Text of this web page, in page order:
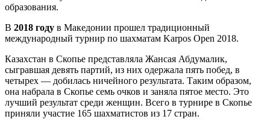
образования.
В 2018 году в Македонии прошел традиционный
международный турнир по шахматам Karpos Open 2018.
Казахстан в Скопье представляла Жансая Абдумалик,
сыгравшая девять партий, из них одержала пять побед, в
четырех — добилась ничейного результата. Таким образом,
она набрала в Скопье семь очков и заняла пятое место. Это
лучший результат среди женщин. Всего в турнире в Скопье
приняли участие 165 шахматистов из 17 стран.